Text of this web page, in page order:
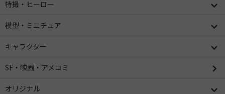
特撮・ヒーロー
模型・ミニチュア
キャラクター
SF・映画・アメコミ
オリジナル